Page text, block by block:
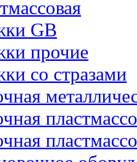
GB
прочие
со стразами